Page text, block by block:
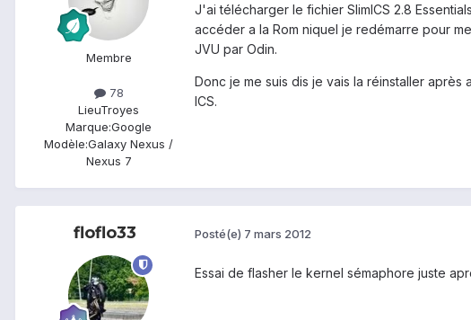
Membre
78
LieuTroyes
Marque:Google
Modèle:Galaxy Nexus /
Nexus 7
J'ai télécharger le fichier SlimICS 2.8
accéder a la Rom niquel je redémarre pour
JVU par Odin.
Donc je me suis dis je vais la réinstaller
ICS.
floflo33 Posté(e) 7 mars 2012
Essai de flasher le kernel sémaphore juste